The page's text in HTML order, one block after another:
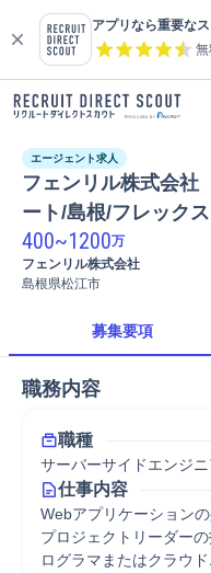
アプリなら重要な
エージェント求人
フェンリル株式会社
ート/島根/フレック
400~1200万
フェンリル株式会社
島根県松江市
募集要項
職務内容
職種
サーバーサイドエンジニ
仕事内容
Webアプリケーション
プロジェクトリーダー
ログラマまたはクラウ